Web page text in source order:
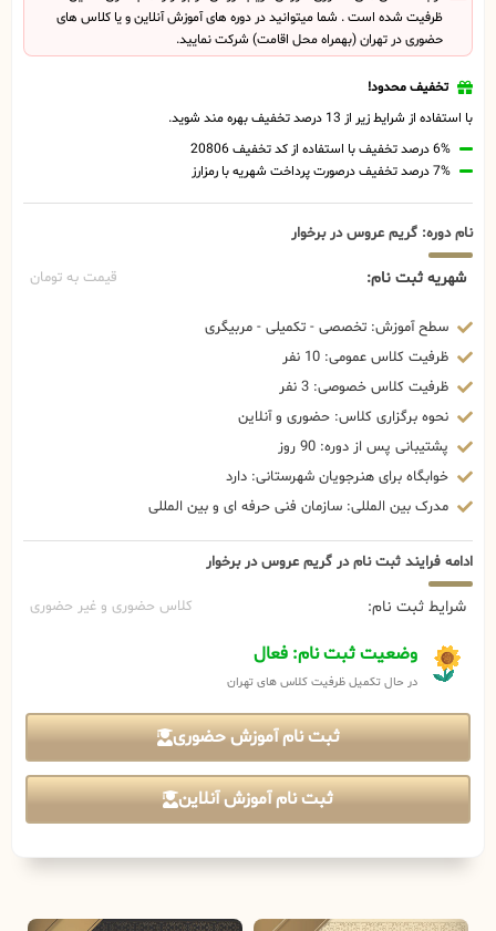
ظرفیت شده است . شما میتوانید در دوره های آموزش آنلاین و یا کلاس های
حضوری در تهران (بهمراه محل اقامت) شرکت نمایید.
تخفیف محدود!
با استفاده از شرایط زیر از 13 درصد تخفیف بهره مند شوید.
6% درصد تخفیف با استفاده از کد تخفیف 20806
7% درصد تخفیف درصورت پرداخت شهریه با رمزارز
نام دوره: گریم عروس در برخوار
شهریه ثبت نام: قیمت به تومان
سطح آموزش: تخصصی - تکمیلی - مربیگری
ظرفیت کلاس عمومی: 10 نفر
ظرفیت کلاس خصوصی: 3 نفر
نحوه برگزاری کلاس: حضوری و آنلاین
پشتیبانی پس از دوره: 90 روز
خوابگاه برای هنرجویان شهرستانی: دارد
مدرک بین المللی: سازمان فنی حرفه ای و بین المللی
ادامه فرایند ثبت نام در گریم عروس در برخوار
شرایط ثبت نام: کلاس حضوری و غیر حضوری
وضعیت ثبت نام: فعال
در حال تکمیل ظرفیت کلاس های تهران
ثبت نام آموزش حضوری
ثبت نام آموزش آنلاین